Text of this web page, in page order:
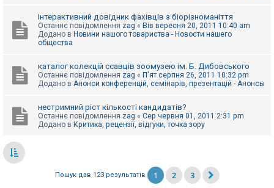
Інтерактивний довідник фахівців з біорізноманіття
Останнє повідомлення zag « Вів вересня 20, 2011 10:40 am
Додано в Новини нашого товариства - Новости нашего
общества
каталог колекцій ссавців зоомузею ім. Б. Дибовського
Останнє повідомлення zag « П'ят серпня 26, 2011 10:32 pm
Додано в Анонси конференцій, семінарів, презентацій - Анонсы
нестримний ріст кількості кандидатів?
Останнє повідомлення zag « Сер червня 01, 2011 2:31 pm
Додано в Критика, рецензії, відгуки, точка зору
Пошук дав 123 результатів 1 2 3